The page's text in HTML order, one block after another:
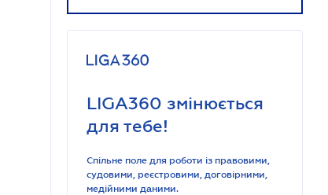
LIGA360 змінюється
для тебе!
Спільне поле для роботи із правовими,
судовими, реєстровими, договірними,
медійними даними.